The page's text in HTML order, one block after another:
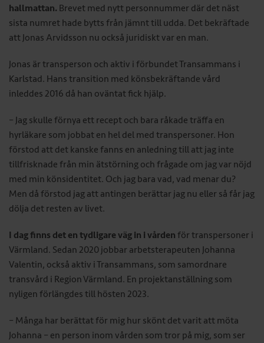
hallmattan. Brevet med nytt personnummer där det näst
sista numret hade bytts från jämnt till udda. Det bekräftade
att Jonas Arvidsson nu också juridiskt var en man.
Jonas är transperson och aktiv i förbundet Transammans i
Karlstad. Hans transition med könsbekräftande vård
inleddes 2016 då han oväntat fick hjälp.
– Jag skulle förnya ett recept och bara råkade träffa en
hyrläkare som jobbat en hel del med transpersoner. Hon
förstod att det kanske fanns en anledning till att jag inte
tillfrisknade från min ätstörning och frågade om jag var nöjd
med min könsidentitet. Och jag bara vad, vad menar du?
Men då förstod jag att antingen berättar jag nu eller så får jag
dölja det resten av livet.
I dag finns det en tydligare väg in i vården för transpersoner i
Värmland. Sedan 2020 jobbar arbetsterapeuten Johanna
Valentin, också aktiv i Transammans, som samordnare
transvård i Region Värmland. En projektanställning som
nyligen förlängdes till hösten 2023.
– Många har berättat för mig hur skönt det varit att möta
Johanna – en person inom vården som tror på mig, som ser